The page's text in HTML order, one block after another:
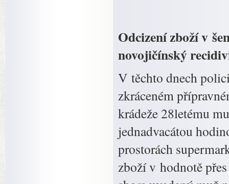
Odcizení zboží v
novojičínský
V těchto dnech
zkráceném
krádeže 28letému
jednadvacátou
prostorách
zboží v hodnotě